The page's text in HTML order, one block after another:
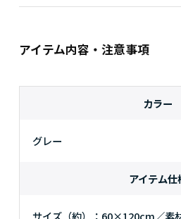
アイテム内容・注意事項
カラー
グレー
アイテム仕
サイズ（約）：60×120cm／素